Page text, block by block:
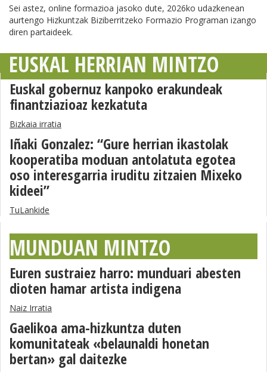
Sei astez, online formazioa jasoko dute, 2026ko udazkenean
aurtengo Hizkuntzak Biziberritzeko Formazio Programan izango
diren partaideek.
EUSKAL HERRIAN MINTZO
Euskal gobernuz kanpoko erakundeak
finantziazioaz kezkatuta
Bizkaia irratia
Iñaki Gonzalez: “Gure herrian ikastolak
kooperatiba moduan antolatuta egotea
oso interesgarria iruditu zitzaien Mixeko
kideei”
TuLankide
MUNDUAN MINTZO
Euren sustraiez harro: munduari abesten
dioten hamar artista indigena
Naiz Irratia
Gaelikoa ama-hizkuntza duten
komunitateak «belaunaldi honetan
bertan» gal daitezke